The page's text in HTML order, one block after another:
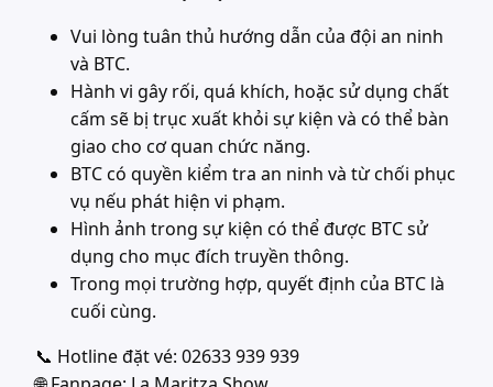
Vui lòng tuân thủ hướng dẫn của đội an ninh
và BTC.
Hành vi gây rối, quá khích, hoặc sử dụng chất
cấm sẽ bị trục xuất khỏi sự kiện và có thể bàn
giao cho cơ quan chức năng.
BTC có quyền kiểm tra an ninh và từ chối phục
vụ nếu phát hiện vi phạm.
Hình ảnh trong sự kiện có thể được BTC sử
dụng cho mục đích truyền thông.
Trong mọi trường hợp, quyết định của BTC là
cuối cùng.
📞 Hotline đặt vé: 02633 939 939